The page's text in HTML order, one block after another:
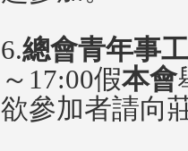
6.總會青年事
～17:00假本會
欲參加者請向